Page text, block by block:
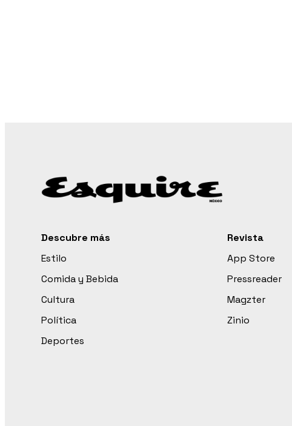
Descubre más
Estilo
Comida y Bebida
Cultura
Política
Deportes
Revista
App Store
Pressreader
Magzter
Zinio